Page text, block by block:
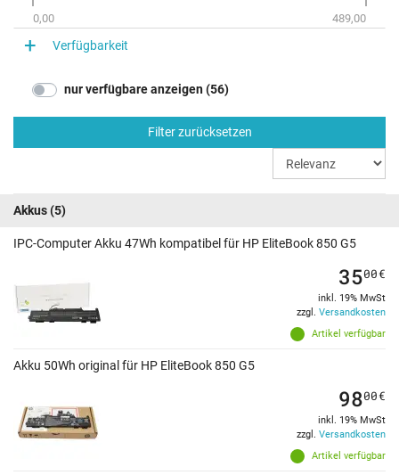
0,00 489,00
Verfügbarkeit
nur verfügbare anzeigen (56)
Filter zurücksetzen
Akkus(5)
IPC-Computer Akku 47Wh kompatibel für HP EliteBook 850 G5
Artikel verfügbar
3500€
inkl. 19% MwSt
zzgl. Versandkosten
Akku 50Wh original für HP EliteBook 850 G5
Artikel verfügbar
9800€
inkl. 19% MwSt
zzgl. Versandkosten